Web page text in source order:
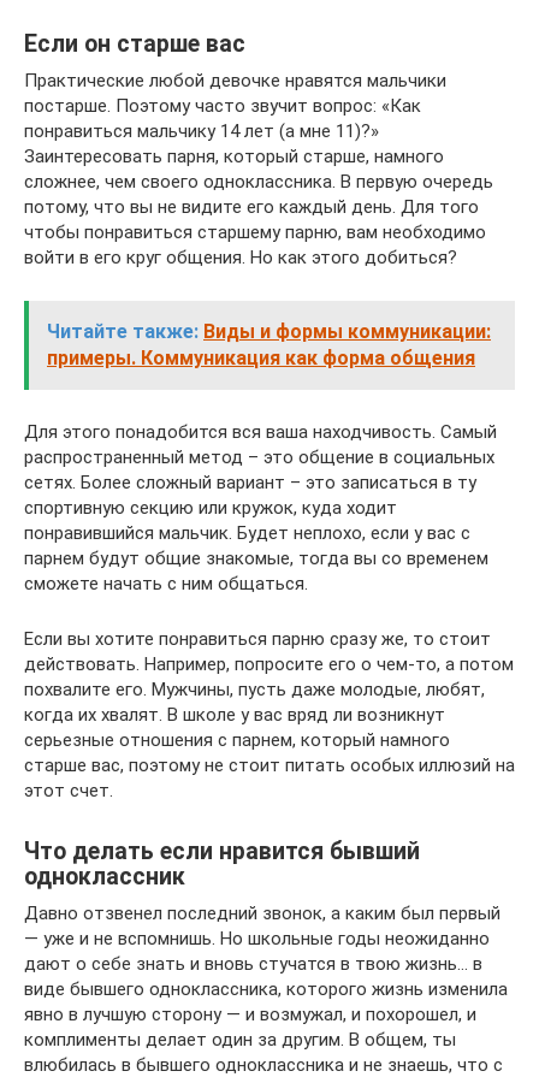
Если он старше вас
Практические любой девочке нравятся мальчики
постарше. Поэтому часто звучит вопрос: «Как
понравиться мальчику 14 лет (а мне 11)?»
Заинтересовать парня, который старше, намного
сложнее, чем своего одноклассника. В первую очередь
потому, что вы не видите его каждый день. Для того
чтобы понравиться старшему парню, вам необходимо
войти в его круг общения. Но как этого добиться?
Читайте также: Виды и формы коммуникации:
примеры. Коммуникация как форма общения
Для этого понадобится вся ваша находчивость. Самый
распространенный метод – это общение в социальных
сетях. Более сложный вариант – это записаться в ту
спортивную секцию или кружок, куда ходит
понравившийся мальчик. Будет неплохо, если у вас с
парнем будут общие знакомые, тогда вы со временем
сможете начать с ним общаться.
Если вы хотите понравиться парню сразу же, то стоит
действовать. Например, попросите его о чем-то, а потом
похвалите его. Мужчины, пусть даже молодые, любят,
когда их хвалят. В школе у вас вряд ли возникнут
серьезные отношения с парнем, который намного
старше вас, поэтому не стоит питать особых иллюзий на
этот счет.
Что делать если нравится бывший
одноклассник
Давно отзвенел последний звонок, а каким был первый
— уже и не вспомнишь. Но школьные годы неожиданно
дают о себе знать и вновь стучатся в твою жизнь… в
виде бывшего одноклассника, которого жизнь изменила
явно в лучшую сторону — и возмужал, и похорошел, и
комплименты делает один за другим. В общем, ты
влюбилась в бывшего одноклассника и не знаешь, что с